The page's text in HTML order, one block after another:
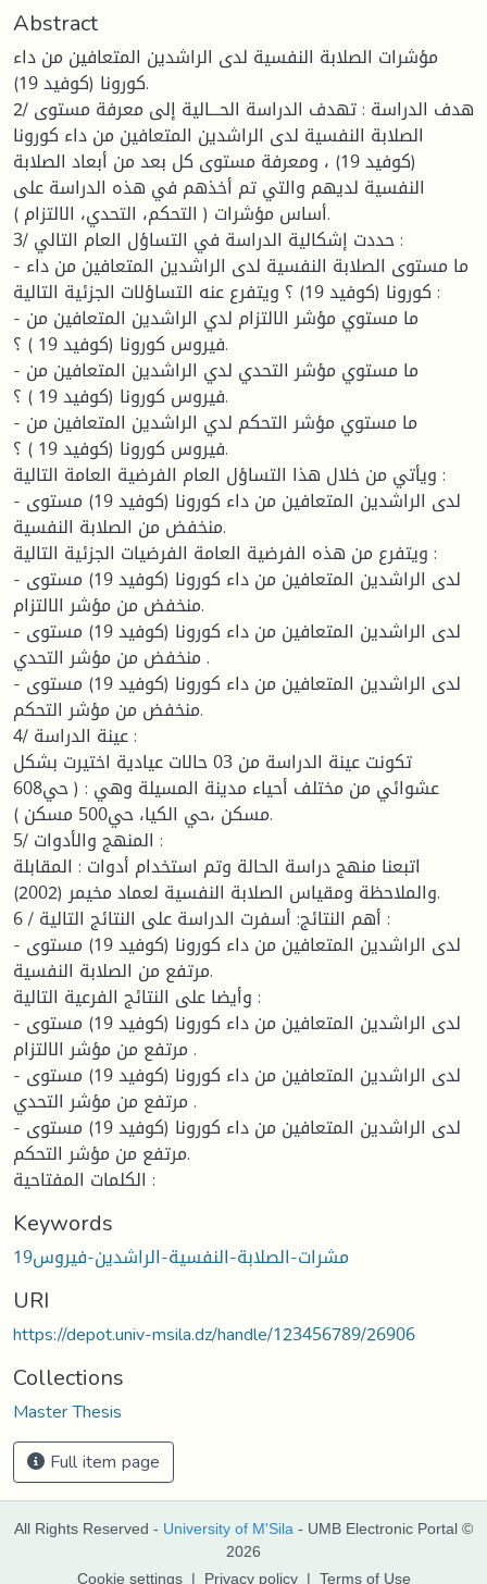
Abstract
مؤشرات الصلابة النفسية لدى الراشدين المتعافين من داء
كورونا (كوفيد 19).
2/ هدف الدراسة : تهدف الدراسة الحـــالية إلى معرفة مستوى
الصلابة النفسية لدى الراشدين المتعافين من داء كورونا
(كوفيد 19) ، ومعرفة مستوى كل بعد من أبعاد الصلابة
النفسية لديهم والتي تم أخذهم في هذه الدراسة على
أساس مؤشرات ( التحكم، التحدي، الالتزام ).
3/ حددت إشكالية الدراسة في التساؤل العام التالي :
- ما مستوى الصلابة النفسية لدى الراشدين المتعافين من داء
كورونا (كوفيد 19) ؟ ويتفرع عنه التساؤلات الجزئية التالية :
- ما مستوي مؤشر الالتزام لدي الراشدين المتعافين من
فيروس كورونا (كوفيد 19 ) ؟.
- ما مستوي مؤشر التحدي لدي الراشدين المتعافين من
فيروس كورونا (كوفيد 19 ) ؟.
- ما مستوي مؤشر التحكم لدي الراشدين المتعافين من
فيروس كورونا (كوفيد 19 ) ؟.
ويأتي من خلال هذا التساؤل العام الفرضية العامة التالية :
- لدى الراشدين المتعافين من داء كورونا (كوفيد 19) مستوى
منخفض من الصلابة النفسية.
ويتفرع من هذه الفرضية العامة الفرضيات الجزئية التالية :
- لدى الراشدين المتعافين من داء كورونا (كوفيد 19) مستوى
منخفض من مؤشر الالتزام.
- لدى الراشدين المتعافين من داء كورونا (كوفيد 19) مستوى
منخفض من مؤشر التحدي .
- لدى الراشدين المتعافين من داء كورونا (كوفيد 19) مستوى
منخفض من مؤشر التحكم.
4/ عينة الدراسة :
تكونت عينة الدراسة من 03 حالات عيادية اختيرت بشكل
عشوائي من مختلف أحياء مدينة المسيلة وهي : ( حي608
مسكن ،حي الكيا، حي500 مسكن ).
5/ المنهج والأدوات :
اتبعنا منهج دراسة الحالة وتم استخدام أدوات : المقابلة
والملاحظة ومقياس الصلابة النفسية لعماد مخيمر (2002).
6 / أهم النتائج: أسفرت الدراسة على النتائج التالية :
- لدى الراشدين المتعافين من داء كورونا (كوفيد 19) مستوى
مرتفع من الصلابة النفسية.
وأيضا على النتائج الفرعية التالية :
- لدى الراشدين المتعافين من داء كورونا (كوفيد 19) مستوى
مرتفع من مؤشر الالتزام .
- لدى الراشدين المتعافين من داء كورونا (كوفيد 19) مستوى
مرتفع من مؤشر التحدي .
- لدى الراشدين المتعافين من داء كورونا (كوفيد 19) مستوى
مرتفع من مؤشر التحكم.
الكلمات المفتاحية :
Keywords
مشرات-الصلابة-النفسية-الراشدين-فيروس19
URI
https://depot.univ-msila.dz/handle/123456789/26906
Collections
Master Thesis
Full item page
All Rights Reserved - University of M'Sila - UMB Electronic Portal ©
2026
Cookie settings | Privacy policy | Terms of Use